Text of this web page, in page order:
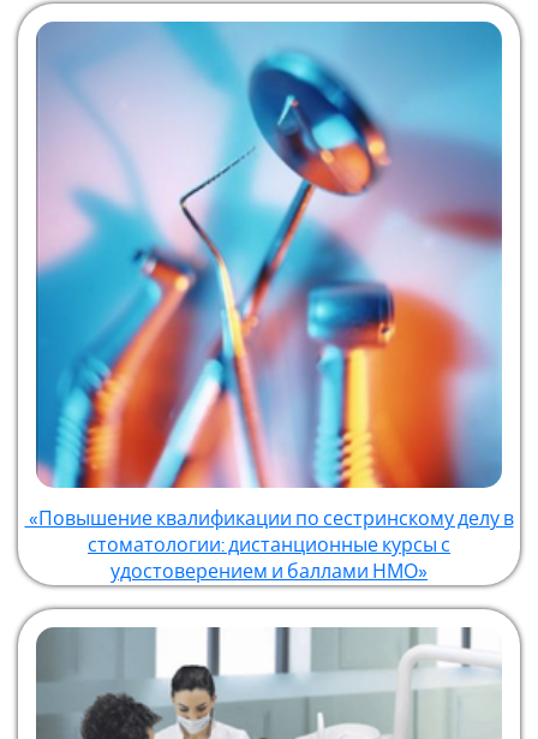
«Повышение квалификации по сестринскому делу в
стоматологии: дистанционные курсы с
удостоверением и баллами НМО»